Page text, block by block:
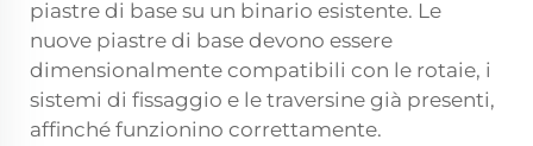
piastre di base su un binario esistente. Le
nuove piastre di base devono essere
dimensionalmente compatibili con le rotaie, i
sistemi di fissaggio e le traversine già presenti,
affinché funzionino correttamente.